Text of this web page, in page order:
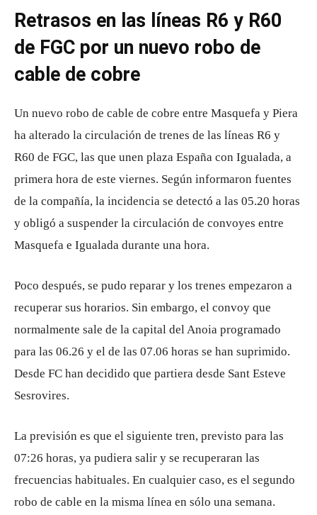
Retrasos en las líneas R6 y R60
de FGC por un nuevo robo de
cable de cobre
Un nuevo robo de cable de cobre entre Masquefa y Piera
ha alterado la circulación de trenes de las líneas R6 y
R60 de FGC, las que unen plaza España con Igualada, a
primera hora de este viernes. Según informaron fuentes
de la compañía, la incidencia se detectó a las 05.20 horas
y obligó a suspender la circulación de convoyes entre
Masquefa e Igualada durante una hora.
Poco después, se pudo reparar y los trenes empezaron a
recuperar sus horarios. Sin embargo, el convoy que
normalmente sale de la capital del Anoia programado
para las 06.26 y el de las 07.06 horas se han suprimido.
Desde FC han decidido que partiera desde Sant Esteve
Sesrovires.
La previsión es que el siguiente tren, previsto para las
07:26 horas, ya pudiera salir y se recuperaran las
frecuencias habituales. En cualquier caso, es el segundo
robo de cable en la misma línea en sólo una semana.